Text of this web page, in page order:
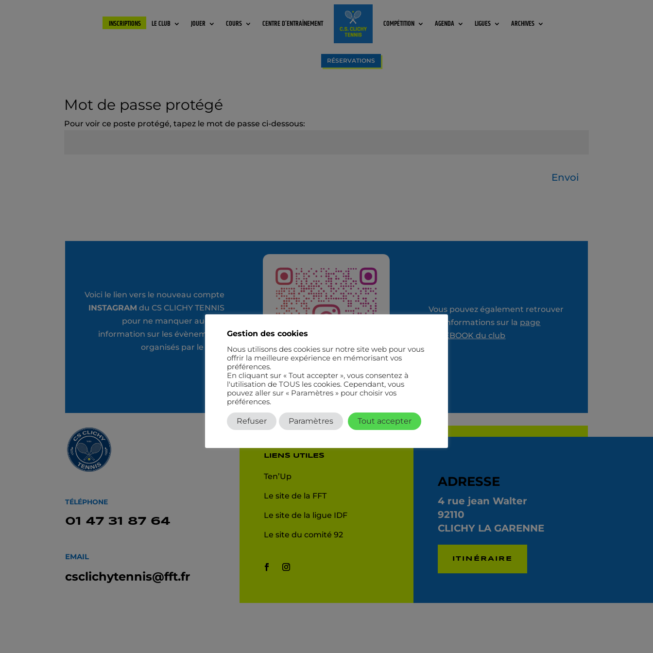
INSCRIPTIONS LE CLUB JOUER COURS CENTRE D’ENTRAÎNEMENT COMPÉTITION AGENDA LIGUES ARCHIVES
RÉSERVATIONS
Mot de passe protégé
Pour voir ce poste protégé, tapez le mot de passe ci-dessous:
Envoi
Voici le lien vers le nouveau compte
INSTAGRAM du CS CLICHY TENNIS
pour ne manquer aucune
information sur les évènements
organisés par le club.
Vous pouvez également retrouver
ces informations sur la page
FACEBOOK du club
TÉLÉPHONE
01 47 31 87 64
EMAIL
csclichytennis@fft.fr
LIENS UTILES
Ten’Up
Le site de la FFT
Le site de la ligue IDF
Le site du comité 92
ADRESSE
4 rue jean Walter
92110
CLICHY LA GARENNE
ITINÉRAIRE
Gestion des cookies
Nous utilisons des cookies sur notre site web pour vous
offrir la meilleure expérience en mémorisant vos
préférences.
En cliquant sur « Tout accepter », vous consentez à
l'utilisation de TOUS les cookies. Cependant, vous
pouvez aller sur « Paramètres » pour choisir vos
préférences.
Refuser Paramètres Tout accepter